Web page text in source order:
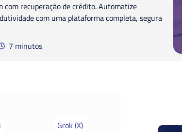
com recuperação de crédito. Automatize
com uma plataforma completa, segura
7 minutos
Grok (X)